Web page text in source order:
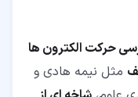
حرکت الکترون ها
مثل نیمه هادی و